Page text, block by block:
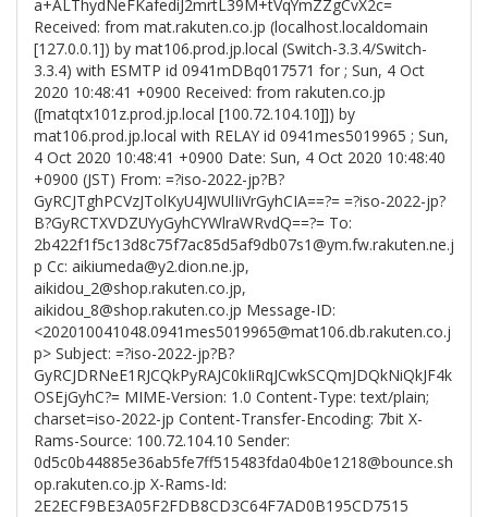
a+ALThydNeFKafediJ2mrtL39M+tVqYmZZgCvX2c=
Received: from mat.rakuten.co.jp (localhost.localdomain
[127.0.0.1]) by mat106.prod.jp.local (Switch-3.3.4/Switch-
3.3.4) with ESMTP id 0941mDBq017571 for ; Sun, 4 Oct
2020 10:48:41 +0900 Received: from rakuten.co.jp
([matqtx101z.prod.jp.local [100.72.104.10]]) by
mat106.prod.jp.local with RELAY id 0941mes5019965 ; Sun,
4 Oct 2020 10:48:41 +0900 Date: Sun, 4 Oct 2020 10:48:40
+0900 (JST) From: =?iso-2022-jp?B?
GyRCJTghPCVzJTolKyU4JWUlIiVrGyhCIA==?= =?iso-2022-jp?
B?GyRCTXVDZUYyGyhCYWlraWRvdQ==?= To:
2b422f1f5c13d8c75f7ac85d5af9db07s1@ym.fw.rakuten.ne.j
p Cc: aikiumeda@y2.dion.ne.jp,
aikidou_2@shop.rakuten.co.jp,
aikidou_8@shop.rakuten.co.jp Message-ID:
<202010041048.0941mes5019965@mat106.db.rakuten.co.j
p> Subject: =?iso-2022-jp?B?
GyRCJDRNeE1RJCQkPyRAJC0kIiRqJCwkSCQmJDQkNiQkJF4k
OSEjGyhC?= MIME-Version: 1.0 Content-Type: text/plain;
charset=iso-2022-jp Content-Transfer-Encoding: 7bit X-
Rams-Source: 100.72.104.10 Sender:
0d5c0b44885e36ab5fe7ff515483fda04b0e1218@bounce.sh
op.rakuten.co.jp X-Rams-Id:
2E2ECF9BE3A05F2FDB8CD3C64F7AD0B195CD7515